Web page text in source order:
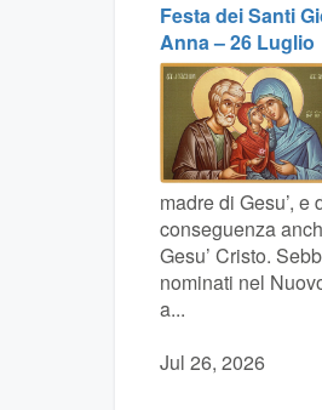
Festa dei Santi
Anna – 26 Luglio
madre di Gesu’, e
conseguenza
Gesu’ Cristo.
nominati nel
a...
Jul 26, 2026